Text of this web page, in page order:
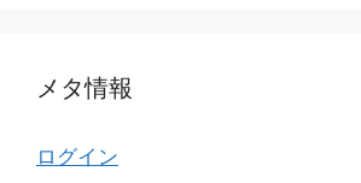
メタ情報
ログイン